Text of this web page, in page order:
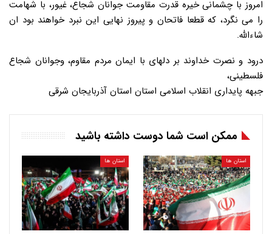
امروز با چشمانی خیره قدرت مقاومت جوانان شجاع، غیور، با شهامت
را می نگرد، که قطعا فاتحان و پیروز نهایی این نبرد خواهند بود ان
شاءالله.
درود و نصرت خداوند بر دلهای با ایمان مردم مقاوم، وجوانان شجاع
فلسطینی،
جبهه پایداری انقلاب اسلامی استان استان آذربایجان شرقی
ممکن است شما دوست داشته باشید
استان ها استان ها